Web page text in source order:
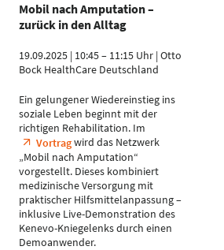
Mobil nach Amputation –
zurück in den Alltag
19.09.2025 | 10:45 – 11:15 Uhr | Otto
Bock HealthCare Deutschland
Ein gelungener Wiedereinstieg ins
soziale Leben beginnt mit der
richtigen Rehabilitation. Im
Vortragwird das Netzwerk
„Mobil nach Amputation“
vorgestellt. Dieses kombiniert
medizinische Versorgung mit
praktischer Hilfsmittelanpassung –
inklusive Live-Demonstration des
Kenevo-Kniegelenks durch einen
Demoanwender.